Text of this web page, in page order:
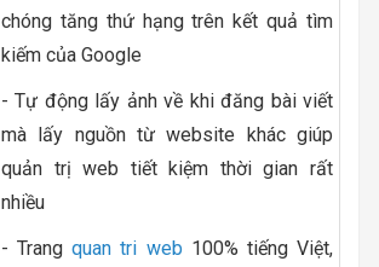
chóng tăng thứ hạng trên kết quả tìm
kiếm của Google
- Tự động lấy ảnh về khi đăng bài viết
mà lấy nguồn từ website khác giúp
quản trị web tiết kiệm thời gian rất
nhiều
- Trangquan tri web 100% tiếng Việt,